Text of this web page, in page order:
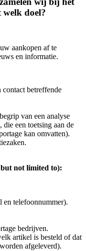
welk doel?
aankopen af te
en informatie.
betreffende
van een analyse
een toetsing aan de
kan omvatten).
not limited to):
en telefoonnummer).
bedrijven.
artikel is besteld of dat
afgeleverd).